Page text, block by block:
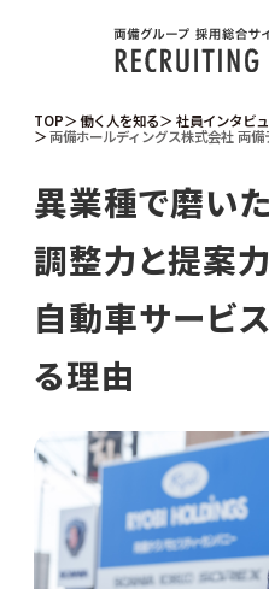
TOP 働く人を知る
社員インタビ
両備ホールディングス株式会社 両
異業種で磨いた
調整力と提案
自動車サービ
る理由